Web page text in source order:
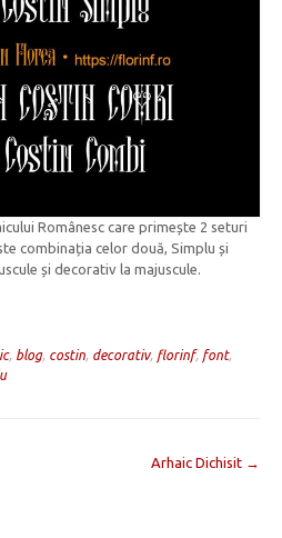
Românesc care primește 2 seturi
combinația celor două, Simplu și
și decorativ la majuscule.
, blog, costin decorativ, florinf, font,
Arhaic Dichisit →